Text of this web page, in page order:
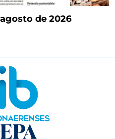
de 2026